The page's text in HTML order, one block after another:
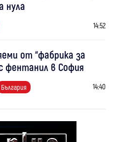
нула
14:52
от “фабрика за
фентанил в София
България 14:40